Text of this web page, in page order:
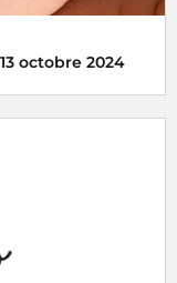
octobre 2024
Pasteur et
13 octobre